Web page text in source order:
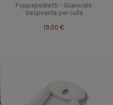
Foppapedretti - Guanciale
traspirante per culla
19,00 €